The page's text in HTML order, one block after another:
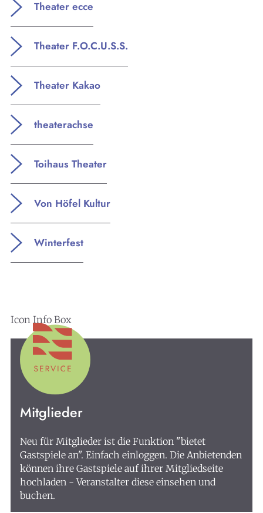
Theater ecce
Theater F.O.C.U.S.S.
Theater Kakao
theaterachse
Toihaus Theater
Von Höfel Kultur
Winterfest
Icon Info Box
Mitglieder
Neu für Mitglieder ist die Funktion "bietet
Gastspiele an". Einfach einloggen. Die Anbietenden
können ihre Gastspiele auf ihrer Mitgliedseite
hochladen - Veranstalter diese einsehen und
buchen.